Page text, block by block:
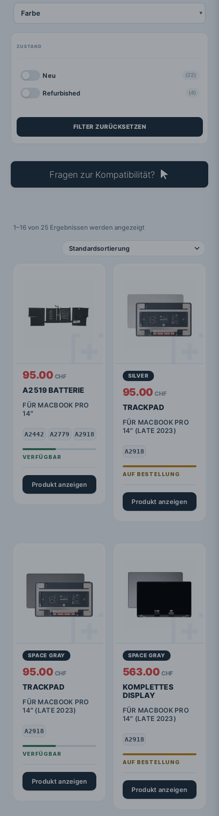
Farbe
Neu (22)
Refurbished (4)
FILTER ZURÜCKSETZEN
Fragen zur Kompatibilität?
1–16 von 25 Ergebnissen werden angezeigt
A2519 BATTERIE
FÜR MACBOOK PRO
14″
A2442 A2779 A2918
95.00 CHF
Produkt anzeigen
TRACKPAD
FÜR MACBOOK PRO
14″ (LATE 2023)
A2918
SILVER
95.00CHF
Produkt anzeigen
TRACKPAD
FÜR MACBOOK PRO
14″ (LATE 2023)
A2918
SPACE GRAY
95.00 CHF
Produkt anzeigen
KOMPLETTES
DISPLAY
FÜR MACBOOK PRO
14″ (LATE 2023)
A2918
SPACE GRAY
563.00 CHF
Produkt anzeigen